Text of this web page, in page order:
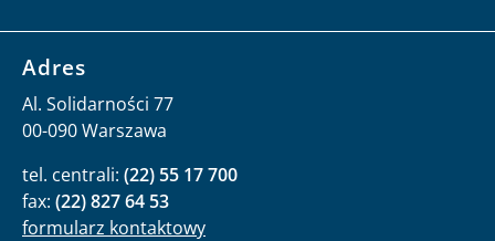
Adres
Al. Solidarności 77
00-090 Warszawa
tel. centrali: (22) 55 17 700
fax: (22) 827 64 53
formularz kontaktowy